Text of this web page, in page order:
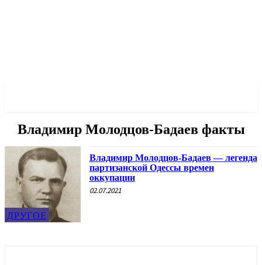
Владимир Молодцов-Бадаев факты
ДРУГОЕ
Владимир Молодцов-Бадаев — легенда
партизанской Одессы времен
оккупации
02.07.2021